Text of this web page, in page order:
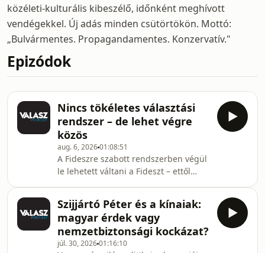
közéleti-kulturális kibeszélő, időnként meghívott
vendégekkel. Új adás minden csütörtökön. Mottó:
„Bulvármentes. Propagandamentes. Konzervatív."
Epizódok
Nincs tökéletes választási
rendszer – de lehet végre
közös
aug. 6, 202601:08:51
A Fideszre szabott rendszerben végül
le lehetett váltani a Fideszt – ettől
Andrea politológussal és László
Róbert választási szakértővel arról
beszélgettünk, mitől lehetne
arányosabb, tisztább és önkorlátozó
Szijjártó Péter és a kínaiak:
magyar érdek vagy
nemzetbiztonsági kockázat?
júl. 30, 202601:16:10